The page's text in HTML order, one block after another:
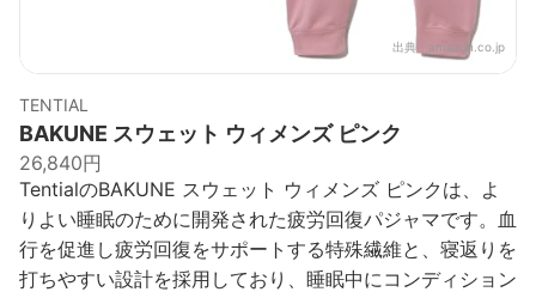
出典： amazon.co.jp
TENTIAL
BAKUNE スウェット ウィメンズ ピンク
26,840円
TentialのBAKUNE スウェット ウィメンズ ピンクは、よ
りよい睡眠のために開発された疲労回復パジャマです。血
行を促進し疲労回復をサポートする特殊繊維と、寝返りを
打ちやすい設計を採用しており、睡眠中にコンディション